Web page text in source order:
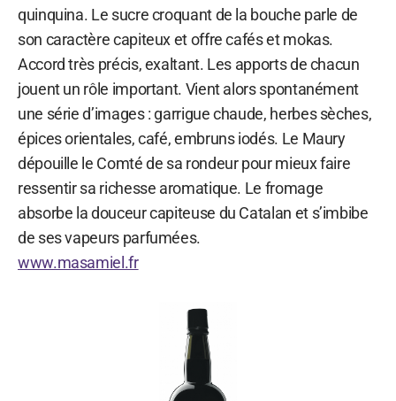
quinquina. Le sucre croquant de la bouche parle de
son caractère capiteux et offre cafés et mokas.
Accord très précis, exaltant. Les apports de chacun
jouent un rôle important. Vient alors spontanément
une série d’images : garrigue chaude, herbes sèches,
épices orientales, café, embruns iodés. Le Maury
dépouille le Comté de sa rondeur pour mieux faire
ressentir sa richesse aromatique. Le fromage
absorbe la douceur capiteuse du Catalan et s’imbibe
de ses vapeurs parfumées.
www.masamiel.fr